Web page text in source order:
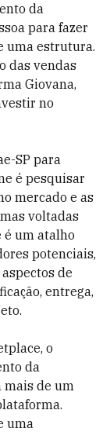
da
para fazer
uma estrutura.
das vendas
Giovana,
no
SP para
é pesquisar
mercado e as
voltadas
é um atalho
potenciais,
de
entrega,
o
da
mais de um
uma